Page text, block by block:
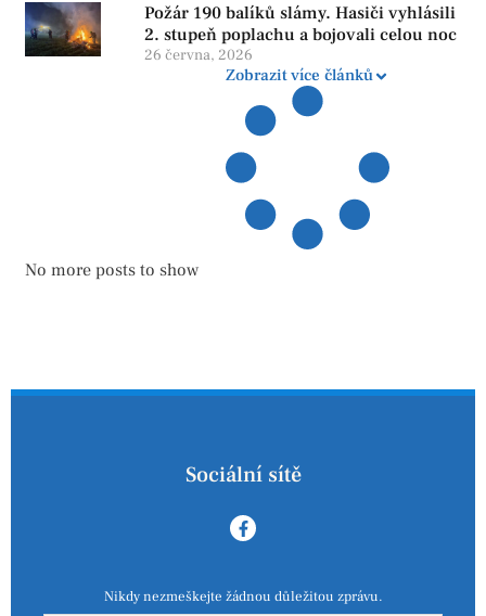
Požár 190 balíků slámy. Hasiči vyhlásili
2. stupeň poplachu a bojovali celou noc
26 června, 2026
Zobrazit více článků
No more posts to show
Sociální sítě
Nikdy nezmeškejte žádnou důležitou zprávu.